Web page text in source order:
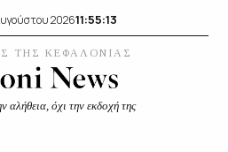
202611:55:14
ΤΗΣ ΚΕΦΑΛΟΝΙΑΣ
αλήθεια, όχι την εκδοχή της